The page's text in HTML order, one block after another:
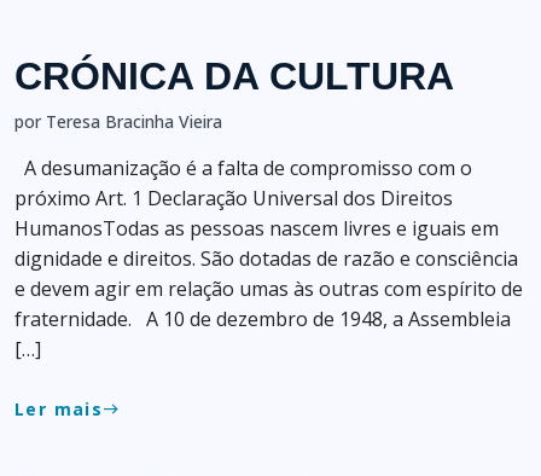
CRÓNICA DA CULTURA
por Teresa Bracinha Vieira
A desumanização é a falta de compromisso com o
próximo Art. 1 Declaração Universal dos Direitos
HumanosTodas as pessoas nascem livres e iguais em
dignidade e direitos. São dotadas de razão e consciência
e devem agir em relação umas às outras com espírito de
fraternidade. A 10 de dezembro de 1948, a Assembleia
[…]
Ler maiseast